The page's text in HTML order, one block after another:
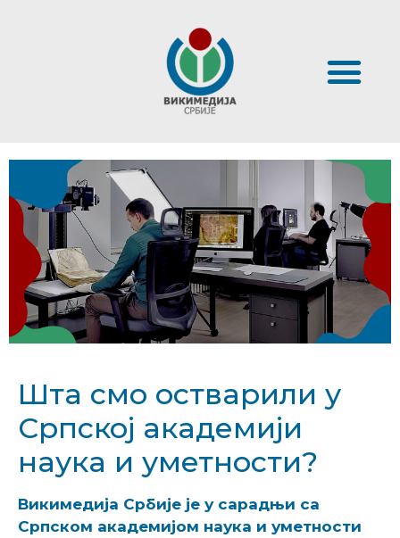
Шта смо остварили у
Српској академији
наука и уметности?
Викимедија Србије је у сарадњи са
Српском академијом наука и уметности